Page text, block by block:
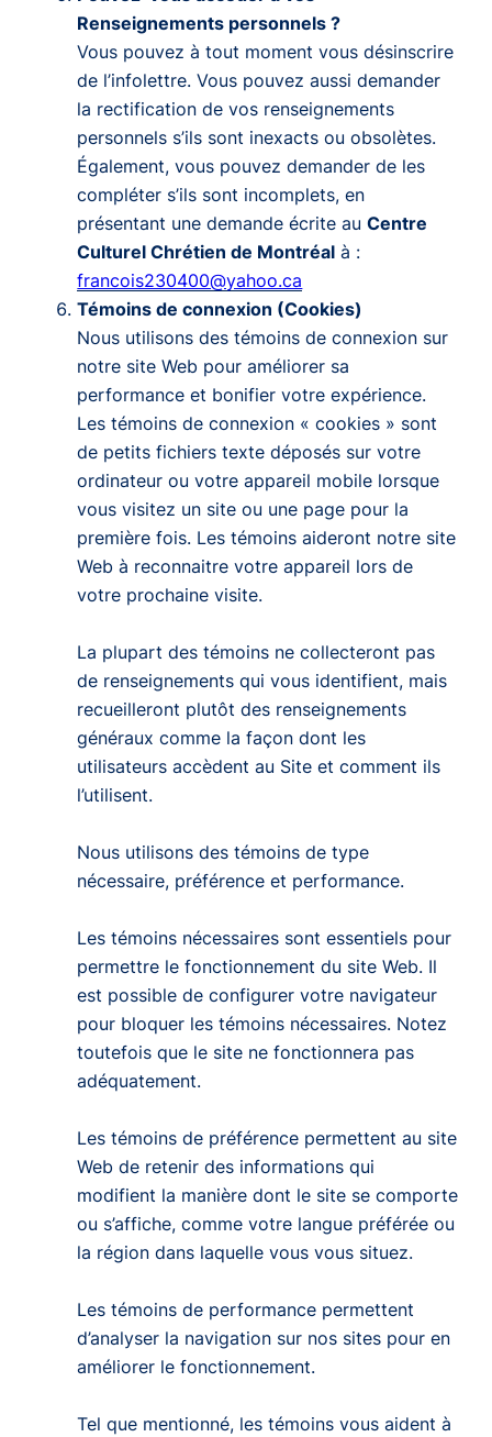
Renseignements personnels ?
Vous pouvez à tout moment vous désinscrire
de l’infolettre. Vous pouvez aussi demander
la rectification de vos renseignements
personnels s’ils sont inexacts ou obsolètes.
Également, vous pouvez demander de les
compléter s’ils sont incomplets, en
présentant une demande écrite auCentre
Culturel Chrétien de Montréal à :
francois230400@yahoo.ca
Témoins de connexion (Cookies)
Nous utilisons des témoins de connexion sur
notre site Web pour améliorer sa
performance et bonifier votre expérience.
Les témoins de connexion « cookies » sont
de petits fichiers texte déposés sur votre
ordinateur ou votre appareil mobile lorsque
vous visitez un site ou une page pour la
première fois. Les témoins aideront notre site
Web à reconnaitre votre appareil lors de
votre prochaine visite.
La plupart des témoins ne collecteront pas
de renseignements qui vous identifient, mais
recueilleront plutôt des renseignements
généraux comme la façon dont les
utilisateurs accèdent au Site et comment ils
l’utilisent.
Nous utilisons des témoins de type
nécessaire, préférence et performance.
Lestémoins nécessaires sont essentiels pour
permettre le fonctionnement du site Web. Il
est possible de configurer votre navigateur
pour bloquer les témoins nécessaires. Notez
toutefois que le site ne fonctionnera pas
adéquatement.
Lestémoins de préférence permettent au site
Web de retenir des informations qui
modifient la manière dont le site se comporte
ou s’affiche, comme votre langue préférée ou
la région dans laquelle vous vous situez.
Lestémoins de performance permettent
d’analyser la navigation sur nos sites pour en
améliorer le fonctionnement.
Tel que mentionné, les témoins vous aident à